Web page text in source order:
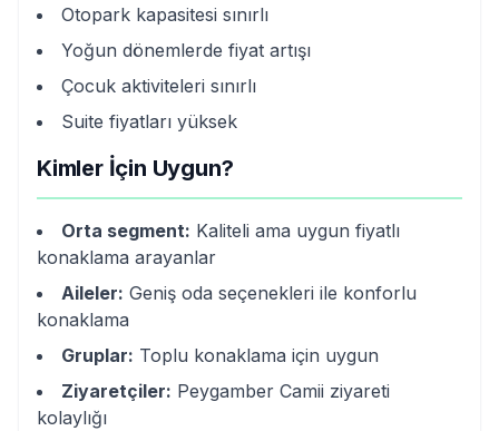
Otopark kapasitesi sınırlı
Yoğun dönemlerde fiyat artışı
Çocuk aktiviteleri sınırlı
Suite fiyatları yüksek
Kimler İçin Uygun?
Orta segment: Kaliteli ama uygun fiyatlı
konaklama arayanlar
Aileler: Geniş oda seçenekleri ile konforlu
konaklama
Gruplar: Toplu konaklama için uygun
Ziyaretçiler: Peygamber Camii ziyareti
kolaylığı